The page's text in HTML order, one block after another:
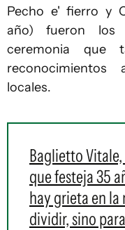
Pecho e' fierro y
año) fueron los
ceremonia que
locales.
Baglietto
que festeja 35
hay grieta en la
dividir, sino